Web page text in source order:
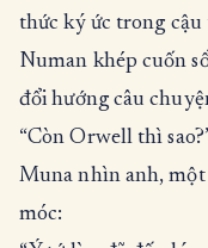
thức ký ức trong cậu
Numan khép cuốn
đổi hướng câu
“Còn Orwell thì
Muna nhìn anh, một
móc: